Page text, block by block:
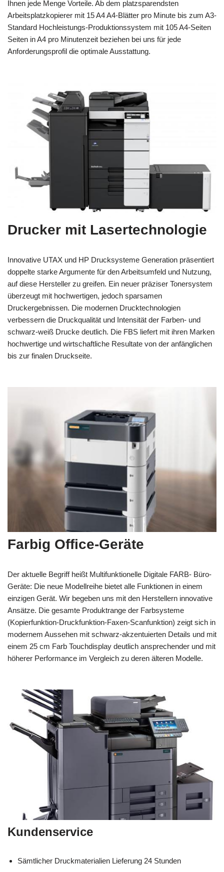
Ihnen jede Menge Vorteile. Ab dem platzsparendsten
Arbeitsplatzkopierer mit 15 A4 A4-Blätter pro Minute bis zum A3-
Standard Hochleistungs-Produktionssystem mit 105 A4-Seiten
Seiten in A4 pro Minutenzeit beziehen bei uns für jede
Anforderungsprofil die optimale Ausstattung.
Drucker mit Lasertechnologie
Innovative UTAX und HP Drucksysteme Generation präsentiert
doppelte starke Argumente für den Arbeitsumfeld und Nutzung,
auf diese Hersteller zu greifen. Ein neuer präziser Tonersystem
überzeugt mit hochwertigen, jedoch sparsamen
Druckergebnissen. Die modernen Drucktechnologien
verbessern die Druckqualität und Intensität der Farben- und
schwarz-weiß Drucke deutlich. Die FBS liefert mit ihren Marken
hochwertige und wirtschaftliche Resultate von der anfänglichen
bis zur finalen Druckseite.
Farbig Office-Geräte
Der aktuelle Begriff heißt Multifunktionelle Digitale FARB- Büro-
Geräte: Die neue Modellreihe bietet alle Funktionen in einem
einzigen Gerät. Wir begeben uns mit den Herstellern innovative
Ansätze. Die gesamte Produktrange der Farbsysteme
(Kopierfunktion-Druckfunktion-Faxen-Scanfunktion) zeigt sich in
modernem Aussehen mit schwarz-akzentuierten Details und mit
einem 25 cm Farb Touchdisplay deutlich ansprechender und mit
höherer Performance im Vergleich zu deren älteren Modelle.
Kundenservice
Sämtlicher Druckmaterialien Lieferung 24 Stunden